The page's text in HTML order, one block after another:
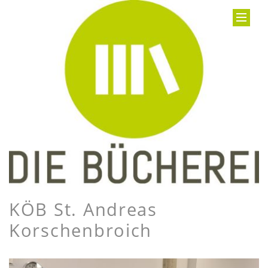
KÖB St. Andreas
Korschenbroich